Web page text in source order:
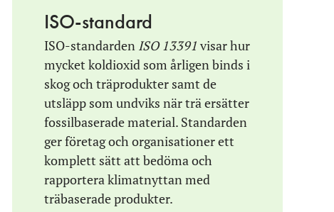
”Med rätt insatser går det ofta att både bruka
och ta hänsyn”
“Man måste inte göra allt själv – alla vinner
på att samarbeta”
Förpackningens cirkulära kretslopp
”Skogen kan bli kärnan i det cirkulära
samhället”
Så kan vi bygga ett cirkulärt samhälle
Nordic Paper: ”Vi tillverkar papper som
världen efterfrågar – med omsorg om
framtiden”
Derome: ”Våra verksamheter bidrar till en
levande landsbygd”
JGA: ”Jag vet få sektorer som har lika stort
inflytande som skogsindustrin”
Vida: ”Vi vill att alla känner stolthet över att få
bidra i klimatfrågan”
ISO-standard
ISO-standarden ISO 13391 visar hur
mycket koldioxid som årligen binds i
skog och träprodukter samt de
utsläpp som undviks när trä ersätter
fossilbaserade material. Standarden
ger företag och organisationer ett
komplett sätt att bedöma och
rapportera klimatnyttan med
träbaserade produkter.